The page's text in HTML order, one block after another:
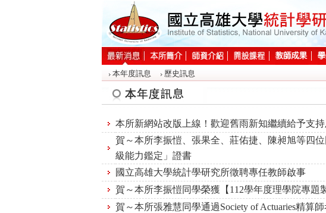
本年度訊息 歷史訊息
本所新網站改版上線！ 歡迎舊雨新知繼續給予支
賀～本所李振愷、張果全、莊佑捷、陳昶旭等四
級能力鑑定」證書
國立高雄大學統計學研究所徵聘專任教師啟事
賀～本所李振愷同學榮獲【112學年度理學院專題
賀～本所張雅慧同學通過Society of Actuaries精算